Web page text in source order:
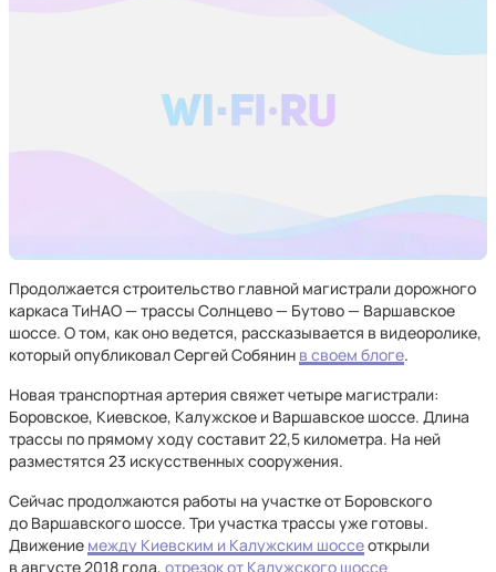
Продолжается строительство главной магистрали дорожного
каркаса ТиНАО — трассы Солнцево — Бутово — Варшавское
шоссе. О том, как оно ведется, рассказывается в видеоролике,
который опубликовал Сергей Собянин в своем блоге.
Новая транспортная артерия свяжет четыре магистрали:
Боровское, Киевское, Калужское и Варшавское шоссе. Длина
трассы по прямому ходу составит 22,5 километра. На ней
разместятся 23 искусственных сооружения.
Сейчас продолжаются работы на участке от Боровского
до Варшавского шоссе. Три участка трассы уже готовы.
Движение между Киевским и Калужским шоссеоткрыли
в августе 2018 года, отрезок от Калужского шоссе